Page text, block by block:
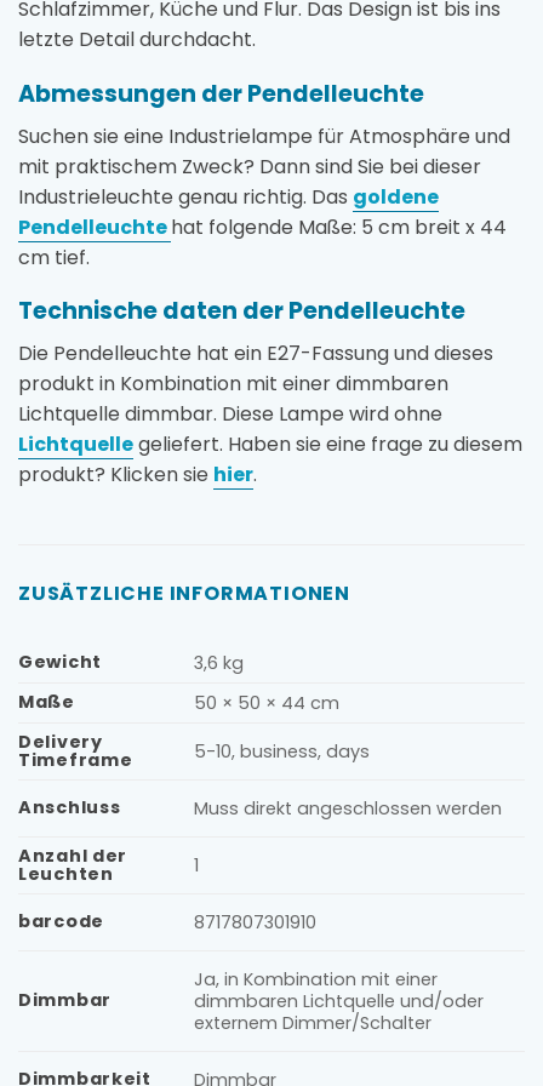
Schlafzimmer, Küche und Flur. Das Design ist bis ins
letzte Detail durchdacht.
Abmessungen der Pendelleuchte
Suchen sie eine Industrielampe für Atmosphäre und
mit praktischem Zweck? Dann sind Sie bei dieser
Industrieleuchte genau richtig. Das goldene
Pendelleuchtehat folgende Maße: 5 cm breit x 44
cm tief.
Technische daten der Pendelleuchte
Die Pendelleuchte hat ein E27-Fassung und dieses
produkt in Kombination mit einer dimmbaren
Lichtquelle dimmbar. Diese Lampe wird ohne
Lichtquellegeliefert. Haben sie eine frage zu diesem
produkt? Klicken sie hier.
ZUSÄTZLICHE INFORMATIONEN
Gewicht
3,6 kg
Maße
50 × 50 × 44 cm
Delivery
Timeframe 5-10, business, days
Anschluss
Muss direkt angeschlossen werden
Anzahl der
Leuchten 1
barcode 8717807301910
Dimmbar
Ja, in Kombination mit einer
dimmbaren Lichtquelle und/oder
externem Dimmer/Schalter
Dimmbarkeit Dimmbar